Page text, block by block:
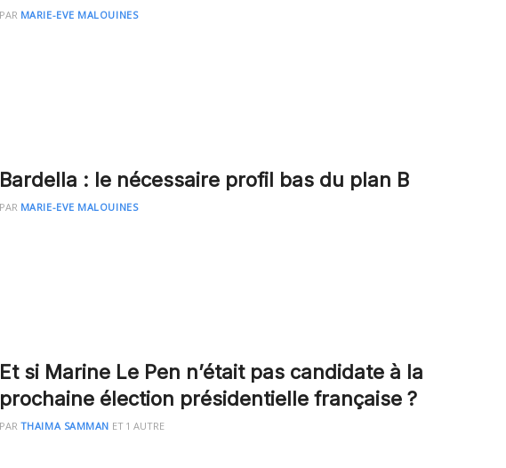
PAR MARIE-EVE MALOUINES
Bardella : le nécessaire profil bas du plan B
PAR MARIE-EVE MALOUINES
Et si Marine Le Pen n’était pas candidate à la
prochaine élection présidentielle française ?
PAR THAIMA SAMMAN ET 1 AUTRE